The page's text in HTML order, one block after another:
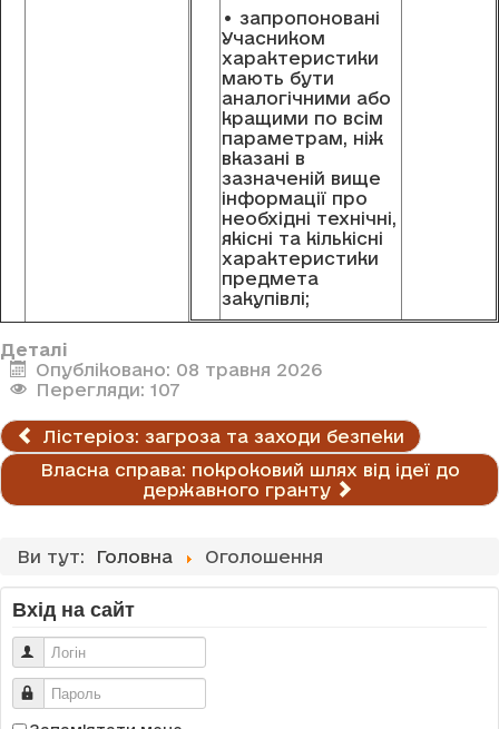
• запропоновані
Учасником
характеристики
мають бути
аналогічними або
кращими по всім
параметрам, ніж
вказані в
зазначеній вище
інформації про
необхідні технічні,
якісні та кількісні
характеристики
предмета
закупівлі;
Деталі
Опубліковано: 08 травня 2026
Перегляди: 107
Лістеріоз: загроза та заходи безпеки
Власна справа: покроковий шлях від ідеї до
державного гранту
Ви тут: Головна Оголошення
Вхід на сайт
Логін
Пароль